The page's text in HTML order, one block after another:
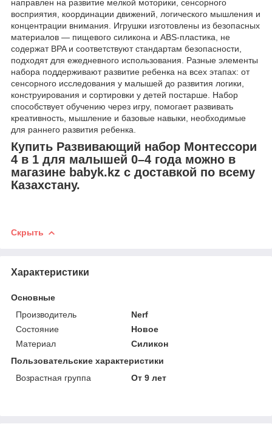
направлен на развитие мелкой моторики, сенсорного
восприятия, координации движений, логического мышления и
концентрации внимания. Игрушки изготовлены из безопасных
материалов — пищевого силикона и ABS-пластика, не
содержат BPA и соответствуют стандартам безопасности,
подходят для ежедневного использования. Разные элементы
набора поддерживают развитие ребенка на всех этапах: от
сенсорного исследования у малышей до развития логики,
конструирования и сортировки у детей постарше. Набор
способствует обучению через игру, помогает развивать
креативность, мышление и базовые навыки, необходимые
для раннего развития ребенка.
Купить Развивающий набор Монтессори
4 в 1 для малышей 0–4 года можно в
магазине babyk.kz с доставкой по всему
Казахстану.
Скрыть
Характеристики
Основные
Производитель
Nerf
Состояние
Новое
Материал
Силикон
Пользовательские характеристики
Возрастная группа
От 9 лет